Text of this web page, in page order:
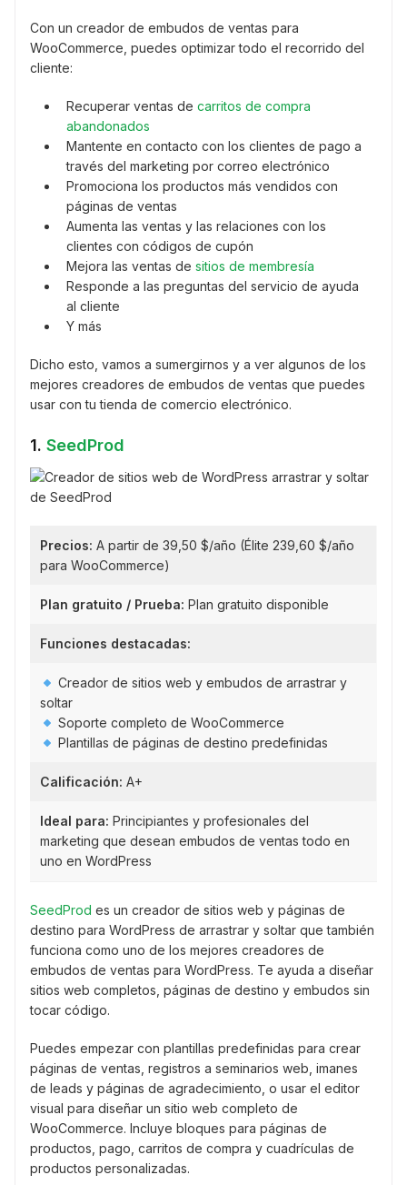
Con un creador de embudos de ventas para
WooCommerce, puedes optimizar todo el recorrido del
cliente:
Recuperar ventas de carritos de compra
abandonados
Mantente en contacto con los clientes de pago a
través del marketing por correo electrónico
Promociona los productos más vendidos con
páginas de ventas
Aumenta las ventas y las relaciones con los
clientes con códigos de cupón
Mejora las ventas de sitios de membresía
Responde a las preguntas del servicio de ayuda
al cliente
Y más
Dicho esto, vamos a sumergirnos y a ver algunos de los
mejores creadores de embudos de ventas que puedes
usar con tu tienda de comercio electrónico.
1. SeedProd
Precios: A partir de 39,50 $/año (Élite 239,60 $/año
para WooCommerce)
Plan gratuito / Prueba: Plan gratuito disponible
Funciones destacadas:
Creador de sitios web y embudos de arrastrar y
soltar
Soporte completo de WooCommerce
Plantillas de páginas de destino predefinidas
Calificación: A+
Ideal para: Principiantes y profesionales del
marketing que desean embudos de ventas todo en
uno en WordPress
SeedProd es un creador de sitios web y páginas de
destino para WordPress de arrastrar y soltar que también
funciona como uno de los mejores creadores de
embudos de ventas para WordPress. Te ayuda a diseñar
sitios web completos, páginas de destino y embudos sin
tocar código.
Puedes empezar con plantillas predefinidas para crear
páginas de ventas, registros a seminarios web, imanes
de leads y páginas de agradecimiento, o usar el editor
visual para diseñar un sitio web completo de
WooCommerce. Incluye bloques para páginas de
productos, pago, carritos de compra y cuadrículas de
productos personalizadas.